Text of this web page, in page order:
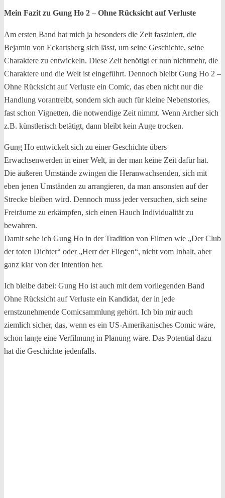
Mein Fazit zu Gung Ho 2 – Ohne Rücksicht auf Verluste
Am ersten Band hat mich ja besonders die Zeit fasziniert, die
Bejamin von Eckartsberg sich lässt, um seine Geschichte, seine
Charaktere zu entwickeln. Diese Zeit benötigt er nun nichtmehr, die
Charaktere und die Welt ist eingeführt. Dennoch bleibt Gung Ho 2 –
Ohne Rücksicht auf Verluste ein Comic, das eben nicht nur die
Handlung vorantreibt, sondern sich auch für kleine Nebenstories,
fast schon Vignetten, die notwendige Zeit nimmt. Wenn Archer sich
z.B. künstlerisch betätigt, dann bleibt kein Auge trocken.
Gung Ho entwickelt sich zu einer Geschichte übers
Erwachsenwerden in einer Welt, in der man keine Zeit dafür hat.
Die äußeren Umstände zwingen die Heranwachsenden, sich mit
eben jenen Umständen zu arrangieren, da man ansonsten auf der
Strecke bleiben wird. Dennoch muss jeder versuchen, sich seine
Freiräume zu erkämpfen, sich einen Hauch Individualität zu
bewahren.
Damit sehe ich Gung Ho in der Tradition von Filmen wie „Der Club
der toten Dichter“ oder „Herr der Fliegen“, nicht vom Inhalt, aber
ganz klar von der Intention her.
Ich bleibe dabei: Gung Ho ist auch mit dem vorliegenden Band
Ohne Rücksicht auf Verluste ein Kandidat, der in jede
ernstzunehmende Comicsammlung gehört. Ich bin mir auch
ziemlich sicher, das, wenn es ein US-Amerikanisches Comic wäre,
schon lange eine Verfilmung in Planung wäre. Das Potential dazu
hat die Geschichte jedenfalls.